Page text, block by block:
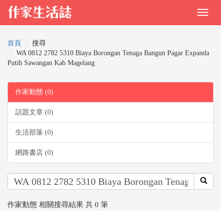
首頁
搜尋
WA 0812 2782 5310 Biaya Borongan Tenaga Bangun Pagar Expanda
Putih Sawangan Kab Magelang
作家動態 (0)
話題文章 (0)
生活部落 (0)
網路書店 (0)
作家動態 相關搜尋結果 共 0 筆